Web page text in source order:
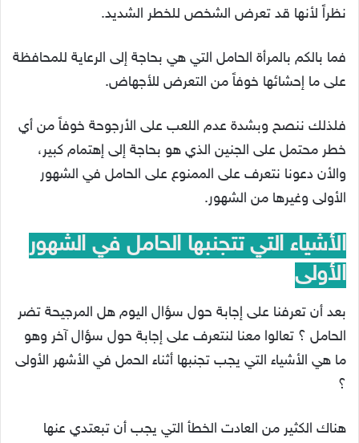
نظراً لأنها قد تعرض الشخص للخطر الشديد.
فما بالكم بالمرأة الحامل التي هي بحاجة إلى الرعاية للمحافظة
على ما إحشائها خوفاً من التعرض للأجهاض.
فلذلك ننصح وبشدة عدم اللعب على الأرجوحة خوفاً من أي
خطر محتمل على الجنين الذي هو بحاجة إلى إهتمام كبير،
والأن دعونا نتعرف على الممنوع على الحامل في الشهور
الأولى وغيرها من الشهور.
الأشياء التي تتجنبها الحامل في الشهور
الأولى
بعد أن تعرفنا على إجابة حول سؤال اليوم هل المرجيحة تضر
الحامل ؟ تعالوا معنا لنتعرف على إجابة حول سؤال آخر وهو
ما هي الأشياء التي يجب تجنبها أثناء الحمل في الأشهر الأولى
؟
هناك الكثير من العادت الخطأ التي يجب أن تبعتدي عنها